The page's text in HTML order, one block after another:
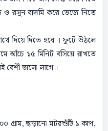
রসুন বাদামি করে ভেজে নিতে
দিয়ে দিতে হবে । ফুটে উঠলে
আঁচে ১৫ মিনিট বসিয়ে রাখতে
বেশী ভালো লাগে ।
গ্রাম, ছাড়ানো মটরশুঁটি ১ কাপ,